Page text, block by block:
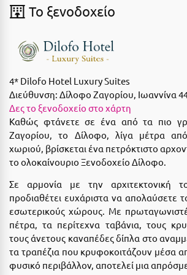
Καρπενήσι
Κάσος
Κασσάνδρα
Καστοριά
Κατερίνη
Κέα - Τζιά
Κερατέα
Κέρκυρα
Κεφαλονιά
To ξενοδοχείο
4* Dilofo Hotel Luxury Suites
Διεύθυνση: Δίλοφο Ζαγορίου, Ιωαννίνα
Δες το ξενοδοχείο στο χάρτη
Kαθώς φτάνετε σε ένα από τα πιο
Ζαγορίου, το Δίλοφο, λίγα μέτρα
χωριού, βρίσκεται ένα πετρόκτιστο
το ολοκαίνουριο Ξενοδοχείο Δίλοφο.
Σε αρμονία με την αρχιτεκτονική
προδιαθέτει ευχάριστα να απολαύσετε
εσωτερικούς χώρους. Με
πέτρα, τα περίτεχνα ταβάνια, τους
τους άνετους καναπέδες δίπλα στο
τα τραπέζια που κρυφοκοιτάζουν μέσα
φυσικό περιβάλλον, αποτελεί μια